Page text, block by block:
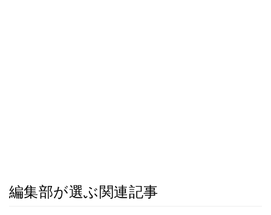
編集部が選ぶ関連記事